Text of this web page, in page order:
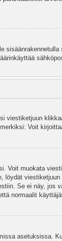
viestiketjuun
Voit
Voit muokata
Se ei näy, jos
normaalit
asetuksissa.